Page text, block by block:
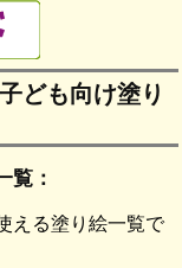
ども向け塗り
覧：
える塗り絵一覧で